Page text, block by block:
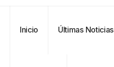
Inicio Últimas Noticias